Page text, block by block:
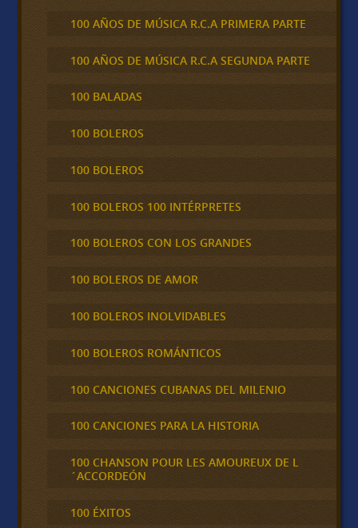
100 AÑOS DE MÚSICA R.C.A PRIMERA PARTE
100 AÑOS DE MÚSICA R.C.A SEGUNDA PARTE
100 BALADAS
100 BOLEROS
100 BOLEROS
100 BOLEROS 100 INTÉRPRETES
100 BOLEROS CON LOS GRANDES
100 BOLEROS DE AMOR
100 BOLEROS INOLVIDABLES
100 BOLEROS ROMÁNTICOS
100 CANCIONES CUBANAS DEL MILENIO
100 CANCIONES PARA LA HISTORIA
100 CHANSON POUR LES AMOUREUX DE L
´ACCORDEÓN
100 ÉXITOS